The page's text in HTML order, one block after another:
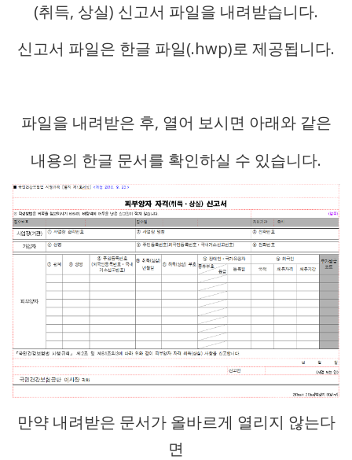
(취득, 상실) 신고서 파일을 내려받습니다.
신고서 파일은 한글 파일(.hwp)로 제공됩니다.
파일을 내려받은 후, 열어 보시면 아래와 같은
내용의 한글 문서를 확인하실 수 있습니다.
만약 내려받은 문서가 올바르게 열리지 않는다
면